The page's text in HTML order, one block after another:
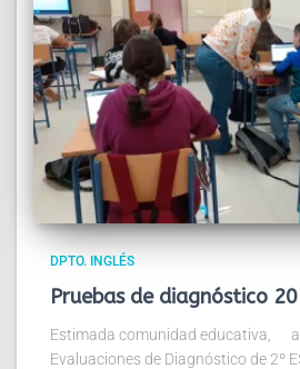
DPTO. INGLÉS
Pruebas de diagnóstico
Estimada comunidad educativa,
Evaluaciones de Diagnóstico de 2º